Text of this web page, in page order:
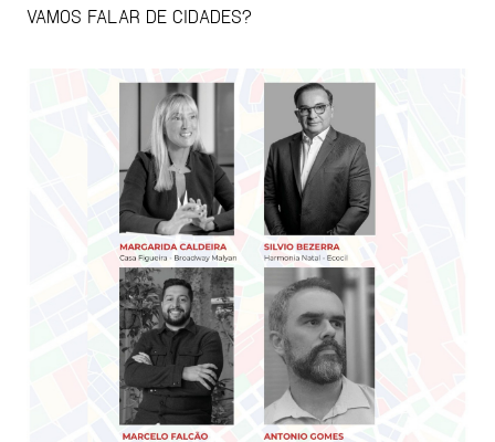
VAMOS FALAR DE CIDADES?